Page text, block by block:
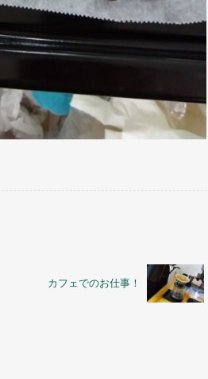
カフェでのお仕事！